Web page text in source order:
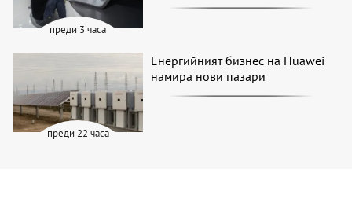
преди 3 часа
преди 22 часа
Енергийният бизнес на Huawei
намира нови пазари